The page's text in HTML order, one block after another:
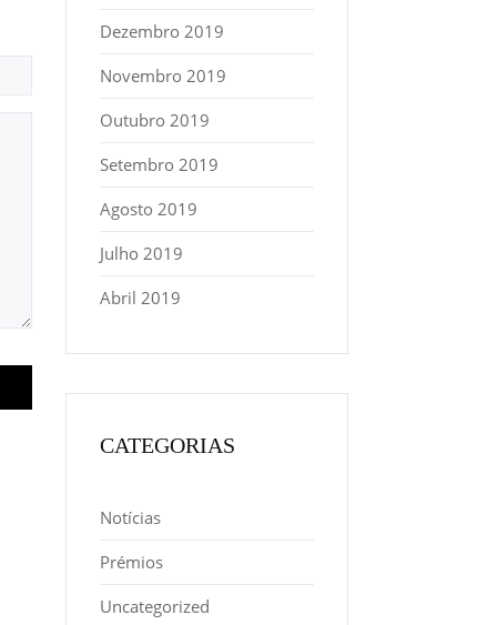
Dezembro 2019
Novembro 2019
Outubro 2019
Setembro 2019
Agosto 2019
Julho 2019
Abril 2019
CATEGORIAS
Notícias
Prémios
Uncategorized